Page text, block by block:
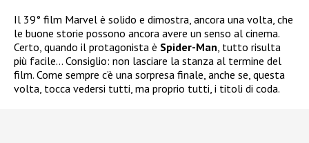
Il 39° film Marvel è solido e dimostra, ancora una volta, che
le buone storie possono ancora avere un senso al cinema.
Certo, quando il protagonista è Spider-Man, tutto risulta
più facile… Consiglio: non lasciare la stanza al termine del
film. Come sempre c’è una sorpresa finale, anche se, questa
volta, tocca vedersi tutti, ma proprio tutti, i titoli di coda.